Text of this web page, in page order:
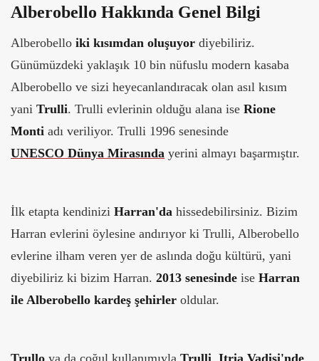
Alberobello Hakkında Genel Bilgi
Alberobello iki kısımdan oluşuyor diyebiliriz.
Günümüzdeki yaklaşık 10 bin nüfuslu modern kasaba
Alberobello ve sizi heyecanlandıracak olan asıl kısım
yani Trulli. Trulli evlerinin olduğu alana ise Rione
Monti adı veriliyor. Trulli 1996 senesinde
UNESCO Dünya Mirasında yerini almayı başarmıştır.
İlk etapta kendinizi Harran'da hissedebilirsiniz. Bizim
Harran evlerini öylesine andırıyor ki Trulli, Alberobello
evlerine ilham veren yer de aslında doğu kültürü, yani
diyebiliriz ki bizim Harran. 2013 senesinde ise Harran
ile Alberobello kardeş şehirler oldular.